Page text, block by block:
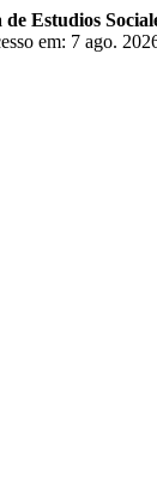
de Estudios
em: 7 ago.